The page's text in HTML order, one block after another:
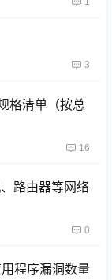
3
格清单（按总
16
路由器等网络
0
程序漏洞数量